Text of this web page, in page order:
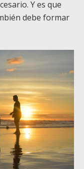
Y es que
debe formar